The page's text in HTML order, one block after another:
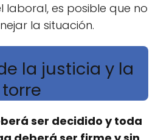
laboral, es posible que no
la situación.
la justicia y la
torre
ser decidido y toda